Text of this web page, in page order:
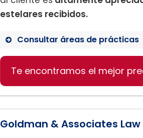
estelares recibidos.
Consultar áreas de prácticas
Derecho de familia
Divorcio y separación
Te encontramos el mejor
Goldman & Associates Law